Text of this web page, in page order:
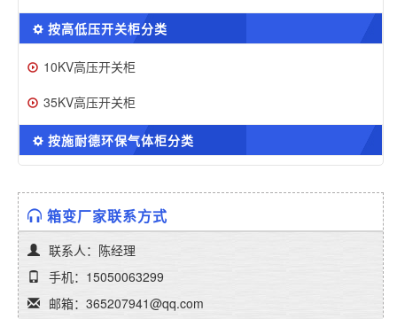
按高低压开关柜分类
10KV高压开关柜
35KV高压开关柜
按施耐德环保气体柜分类
箱变厂家联系方式
联系人：陈经理
手机：15050063299
邮箱：365207941@qq.com